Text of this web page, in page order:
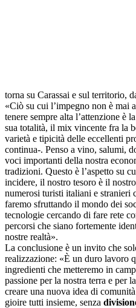
torna su Carassai e sul territorio,
«Ciò su cui l’impegno non è mai
tenere sempre alta l’attenzione è
sua totalità, il mix vincente fra la
varietà e tipicità delle eccellenti
continua-. Penso a vino, salumi,
voci importanti della nostra
tradizioni. Questo è l’aspetto su
incidere, il nostro tesoro è il
numerosi turisti italiani e stranieri
faremo sfruttando il mondo dei
tecnologie cercando di fare rete
percorsi che siano fortemente
nostre realtà».
La conclusione è un invito che
realizzazione: «È un duro lavoro
ingredienti che metteremo in
passione per la nostra terra e per
creare una nuova idea di
gioire tutti insieme, senza